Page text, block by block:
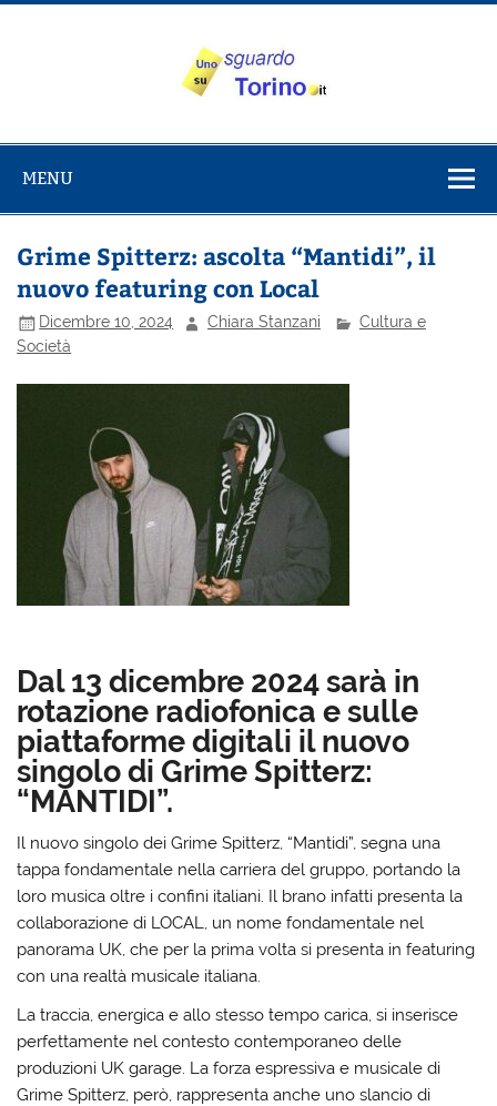
Salta
su Torino
MENU
Grime Spitterz: ascolta “Mantidi”, il
nuovo featuring con Local
Dicembre 10, 2024 Chiara Stanzani
Cultura e
Società
Dal 13 dicembre 2024 sarà in
rotazione radiofonica e sulle
piattaforme digitali il nuovo
singolo di Grime Spitterz:
“MANTIDI”.
Il nuovo singolo dei Grime Spitterz, “Mantidi”, segna una
tappa fondamentale nella carriera del gruppo, portando la
loro musica oltre i confini italiani. Il brano infatti presenta la
collaborazione di LOCAL, un nome fondamentale nel
panorama UK, che per la prima volta si presenta in featuring
con una realtà musicale italiana.
La traccia, energica e allo stesso tempo carica, si inserisce
perfettamente nel contesto contemporaneo delle
produzioni UK garage. La forza espressiva e musicale di
Grime Spitterz, però, rappresenta anche uno slancio di